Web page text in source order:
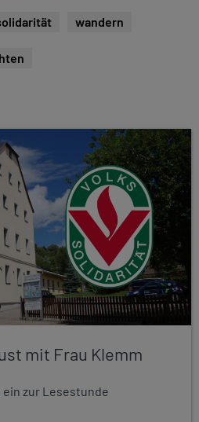
wandern
mit Frau Klemm
zur Lesestunde